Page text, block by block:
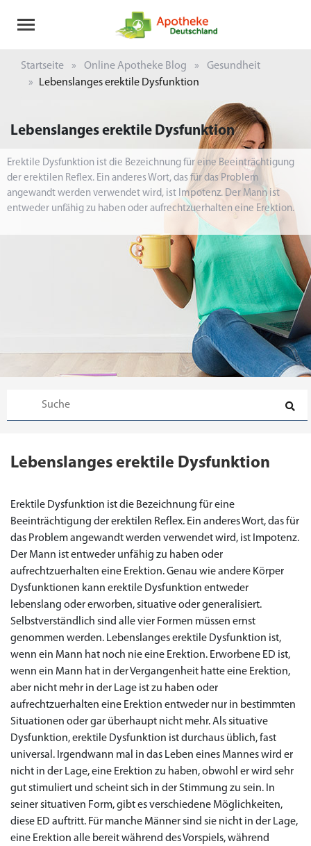
Startseite Online Apotheke Blog
Gesundheit
Lebenslanges erektile Dysfunktion
Lebenslanges erektile Dysfunktion
Erektile Dysfunktion ist die Bezeichnung für eine Beeinträchtigung
der erektilen Reflex. Ein anderes Wort, das für das Problem
angewandt werden verwendet wird, ist Impotenz. Der Mann ist
entweder unfähig zu haben oder aufrechtzuerhalten eine Erektion.
Lebenslanges erektile Dysfunktion
Erektile Dysfunktion ist die Bezeichnung für eine
Beeinträchtigung der erektilen Reflex. Ein anderes Wort, das für
das Problem angewandt werden verwendet wird, ist Impotenz.
Der Mann ist entweder unfähig zu haben oder
aufrechtzuerhalten eine Erektion. Genau wie andere Körper
Dysfunktionen kann erektile Dysfunktion entweder
lebenslang oder erworben, situative oder generalisiert.
Selbstverständlich sind alle vier Formen müssen ernst
genommen werden. Lebenslanges erektile Dysfunktion ist,
wenn ein Mann hat noch nie eine Erektion. Erworbene ED ist,
wenn ein Mann hat in der Vergangenheit hatte eine Erektion,
aber nicht mehr in der Lage ist zu haben oder
aufrechtzuerhalten eine Erektion entweder nur in bestimmten
Situationen oder gar überhaupt nicht mehr. Als situative
Dysfunktion, erektile Dysfunktion ist durchaus üblich, fast
universal. Irgendwann mal in das Leben eines Mannes wird er
nicht in der Lage, eine Erektion zu haben, obwohl er wird sehr
gut stimuliert und scheint sich in der Stimmung zu sein. In
seiner situativen Form, gibt es verschiedene Möglichkeiten,
diese ED auftritt. Für manche Männer sind sie nicht in der Lage,
eine Erektion alle bereit während des Vorspiels, während